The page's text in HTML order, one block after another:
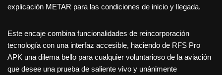
explicación METAR para las condiciones de inicio y llegada.
Este encaje combina funcionalidades de reincorporación
tecnología con una interfaz accesible, haciendo de RFS Pro
APK una dilema bello para cualquier voluntarioso de la aviación
que desee una prueba de saliente vivo y unánimente